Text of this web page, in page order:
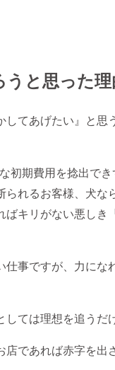
と思った理
てあげたい』と
初期費用を捻出で
れるお客様、犬な
ばキリがない悪し
事ですが、力にな
ては理想を追うだ
であれば赤字を出